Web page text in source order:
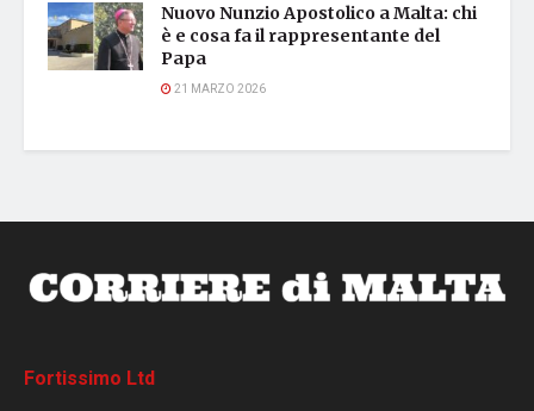
Nuovo Nunzio Apostolico a Malta: chi
è e cosa fa il rappresentante del
Papa
21 MARZO 2026
Fortissimo Ltd